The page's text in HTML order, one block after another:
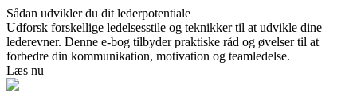
Sådan udvikler du dit lederpotentiale
Udforsk forskellige ledelsesstile og teknikker til at udvikle dine
lederevner. Denne e-bog tilbyder praktiske råd og øvelser til at
forbedre din kommunikation, motivation og teamledelse.
Læs nu